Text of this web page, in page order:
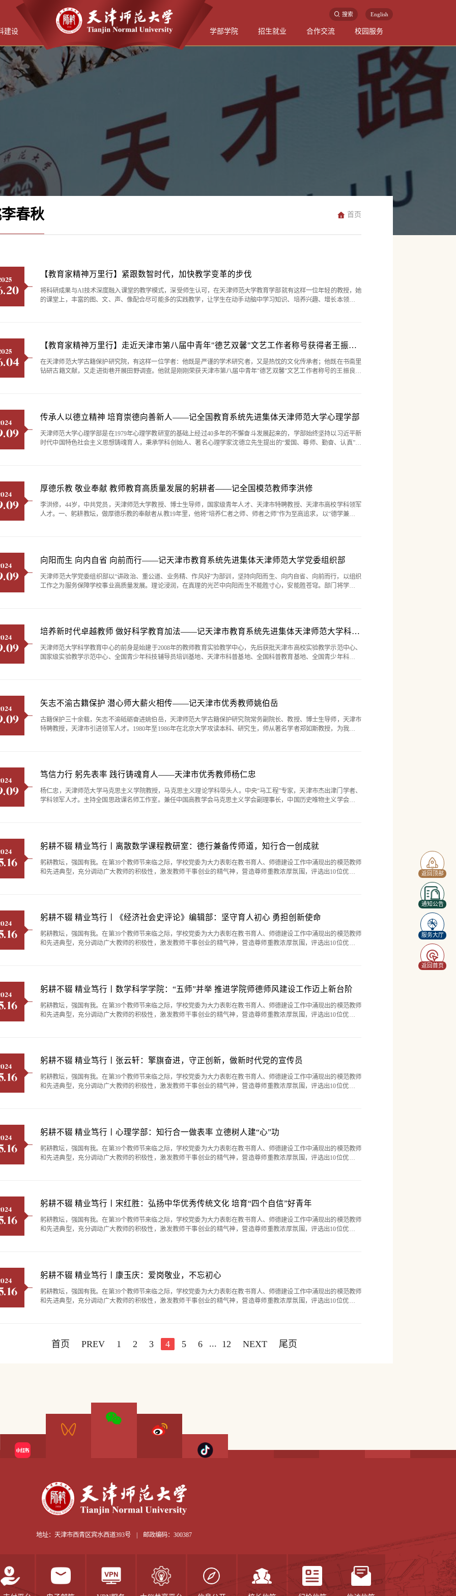
搜索 English
建设 学部学院 招生就业 合作交流 校园服务
返回顶部
通知公告
服务大厅
返回首页
春秋 首页
【教育家精神万里行】紧跟数智时代，加快教学变革的步伐
将科研成果与AI技术深度融入课堂的教学模式，深受师生认可，在天津师范大学教育学部就有这样一位年轻的教授，她
的课堂上，丰富的图、文、声、像配合尽可能多的实践教学，让学生在动手动脑中学习知识、培养兴趣、增长本领。她
【教育家精神万里行】走近天津市第八届中青年"德艺双馨"文艺工作者称号获得者王振良教授
在天津师范大学古籍保护研究院，有这样一位学者：他既是严谨的学术研究者，又是热忱的文化传承者；他既在书斋里
钻研古籍文献，又走进街巷开展田野调查。他就是刚刚荣获天津市第八届中青年"德艺双馨"文艺工作者称号的王振良教
传承人以德立精神 培育崇德向善新人——记全国教育系统先进集体天津师范大学心理学部
天津师范大学心理学部是在1979年心理学教研室的基础上经过40多年的不懈奋斗发展起来的，学部始终坚持以习近平新
时代中国特色社会主义思想铸魂育人，秉承学科创始人、著名心理学家沈德立先生提出的“爱国、尊师、勤奋、认真”的
厚德乐教 敬业奉献 教师教育高质量发展的躬耕者——记全国模范教师李洪修
李洪修，44岁，中共党员，天津师范大学教授、博士生导师，国家级青年人才、天津市特聘教授、天津市高校学科领军
人才。一、躬耕教坛，做厚德乐教的奉献者从教19年里，他将“培养仁者之师、师者之师”作为至高追求，以“德学兼修，
向阳而生 向内自省 向前而行——记天津市教育系统先进集体天津师范大学党委组织部
天津师范大学党委组织部以“讲政治、重公道、业务精、作风好”为部训，坚持向阳而生、向内自省、向前而行，以组织
工作之为服务保障学校事业高质量发展。理论浸润，在真理的光芒中向阳而生不能胜寸心，安能胜苍穹。部门将学懂弄
培养新时代卓越教师 做好科学教育加法——记天津市教育系统先进集体天津师范大学科学教育中心
天津师范大学科学教育中心的前身是始建于2008年的教师教育实验教学中心，先后获批天津市高校实验教学示范中心、
国家级实验教学示范中心、全国青少年科技辅导员培训基地、天津市科普基地、全国科普教育基地、全国青少年科技教
矢志不渝古籍保护 潜心师大薪火相传——记天津市优秀教师姚伯岳
古籍保护三十余载，矢志不渝砥砺奋进姚伯岳，天津师范大学古籍保护研究院常务副院长、教授、博士生导师，天津市
特聘教授，天津市引进领军人才。1980年至1986年在北京大学攻读本科、研究生，师从著名学者郑如斯教授，为我国版
笃信力行 躬先表率 践行铸魂育人——天津市优秀教师杨仁忠
杨仁忠，天津师范大学马克思主义学院教授，马克思主义理论学科带头人。中央“马工程”专家，天津市杰出津门学者、
学科领军人才。主持全国思政课名师工作室。兼任中国高教学会马克思主义学会副理事长，中国历史唯物主义学会文化
躬耕不辍 精业笃行丨离散数学课程教研室：德行兼备传师道，知行合一创成就
躬耕教坛，强国有我。在第39个教师节来临之际，学校党委为大力表彰在教书育人、师德建设工作中涌现出的模范教师
和先进典型，充分调动广大教师的积极性，激发教师干事创业的精气神，营造尊师重教浓厚氛围，评选出10位优秀教
躬耕不辍 精业笃行丨《经济社会史评论》编辑部：坚守育人初心 勇担创新使命
躬耕教坛，强国有我。在第39个教师节来临之际，学校党委为大力表彰在教书育人、师德建设工作中涌现出的模范教师
和先进典型，充分调动广大教师的积极性，激发教师干事创业的精气神，营造尊师重教浓厚氛围，评选出10位优秀教
躬耕不辍 精业笃行丨数学科学学院：“五师”并举 推进学院师德师风建设工作迈上新台阶
躬耕教坛，强国有我。在第39个教师节来临之际，学校党委为大力表彰在教书育人、师德建设工作中涌现出的模范教师
和先进典型，充分调动广大教师的积极性，激发教师干事创业的精气神，营造尊师重教浓厚氛围，评选出10位优秀教
躬耕不辍 精业笃行丨张云轩：擎旗奋进，守正创新，做新时代党的宣传员
躬耕教坛，强国有我。在第39个教师节来临之际，学校党委为大力表彰在教书育人、师德建设工作中涌现出的模范教师
和先进典型，充分调动广大教师的积极性，激发教师干事创业的精气神，营造尊师重教浓厚氛围，评选出10位优秀教
躬耕不辍 精业笃行丨心理学部：知行合一做表率 立德树人建“心”功
躬耕教坛，强国有我。在第39个教师节来临之际，学校党委为大力表彰在教书育人、师德建设工作中涌现出的模范教师
和先进典型，充分调动广大教师的积极性，激发教师干事创业的精气神，营造尊师重教浓厚氛围，评选出10位优秀教
躬耕不辍 精业笃行丨宋红胜：弘扬中华优秀传统文化 培育“四个自信”好青年
躬耕教坛，强国有我。在第39个教师节来临之际，学校党委为大力表彰在教书育人、师德建设工作中涌现出的模范教师
和先进典型，充分调动广大教师的积极性，激发教师干事创业的精气神，营造尊师重教浓厚氛围，评选出10位优秀教
躬耕不辍 精业笃行丨康玉庆：爱岗敬业，不忘初心
躬耕教坛，强国有我。在第39个教师节来临之际，学校党委为大力表彰在教书育人、师德建设工作中涌现出的模范教师
和先进典型，充分调动广大教师的积极性，激发教师干事创业的精气神，营造尊师重教浓厚氛围，评选出10位优秀教
首页 PREV 1 2 3 4 5 6 ... 12 NEXT 尾页
地址：天津市西青区宾水西道393号 | 邮政编码：300387